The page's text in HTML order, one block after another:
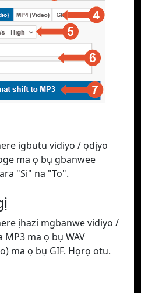
igbutu vidiyo / ọdịyo
ma ọ bụ gbanwee
"Si" na "To".
ịhazi mgbanwe vidiyo /
ma ọ bụ WAV
ma ọ bụ GIF. Họrọ otu.